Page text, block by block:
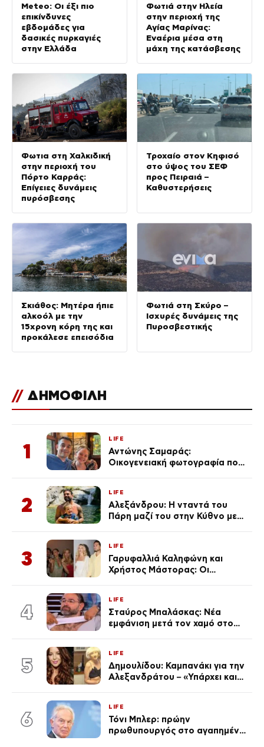
Meteo: Οι έξι πιο
επικίνδυνες
εβδομάδες για
δασικές πυρκαγιές
στην Ελλάδα
Φωτιά στην Ηλεία
στην περιοχή της
Αγίας Μαρίνας:
Εναέρια μέσα στη
μάχη της κατάσβεσης
Φωτια στη Χαλκιδική
στην περιοχή του
Πόρτο Καρράς:
Επίγειες δυνάμεις
πυρόσβεσης
Τροχαίο στον Κηφισό
στο ύψος του ΣΕΦ
προς Πειραιά –
Καθυστερήσεις
Σκιάθος: Μητέρα ήπιε
αλκοόλ με την
15χρονη κόρη της και
προκάλεσε επεισόδια
Φωτιά στη Σκύρο –
Ισχυρές δυνάμεις της
Πυροσβεστικής
// ΔΗΜΟΦΙΛΗ
1
LIFE
Αντώνης Σαμαράς:
Οικογενειακή φωτογραφία που
Λένας
2
LIFE
Αλεξάνδρου: Η νταντά του
Πάρη μαζί του στην Κύθνο με
3
LIFE
Γαρυφαλλιά Καληφώνη και
Χρήστος Μάστορας: Οι
απαρατήρητη
4
LIFE
Σταύρος Μπαλάσκας: Νέα
εμφάνιση μετά τον χαμό στο
5
LIFE
Δημουλίδου: Καμπανάκι για την
Αλεξανδράτου – «Υπάρχει και
6
LIFE
Τόνι Μπλερ: πρώην
πρωθυπουργός στο αγαπημένο